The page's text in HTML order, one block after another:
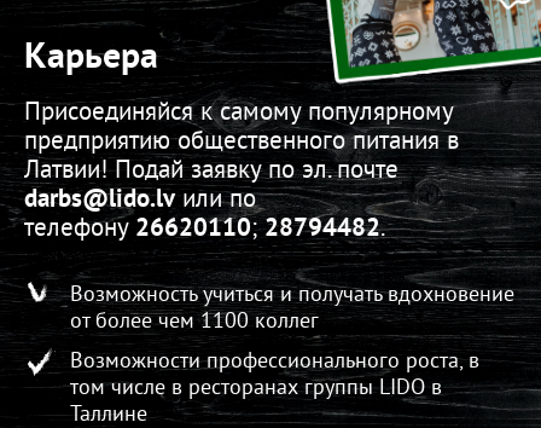
Карьера
Присоединяйся к самому популярному
предприятию общественного питания в
Латвии! Подай заявку по эл. почте
darbs@lido.lvили по
телефону 26620110;28794482.
Возможность учиться и получать вдохновение
от более чем 1100 коллег
Возможности профессионального роста, в
том числе в ресторанах группы LIDO в
Таллине